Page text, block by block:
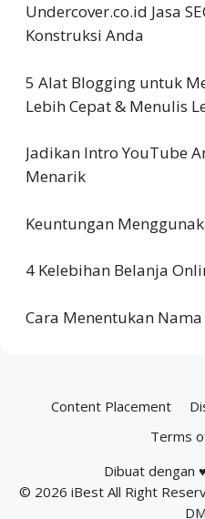
Undercover.co.id Jasa
Konstruksi Anda
5 Alat Blogging untuk
Lebih Cepat & Menulis
Jadikan Intro YouTube
Menarik
Keuntungan
4 Kelebihan Belanja
Cara Menentukan
Content Placement
Terms
Dibuat dengan
© 2026 iBest All Right